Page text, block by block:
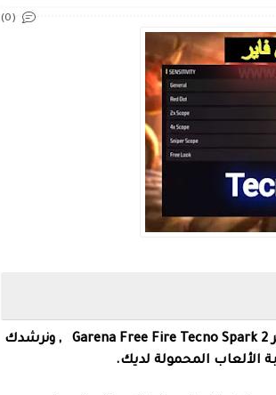
(0)
ادناه نقدم لك أفضل إعدادات الحساسية والهيدشوت فري فاير Garena Free Fire Tecno Spark 2 , ونرشدك
الألعاب المحمولة لديك.